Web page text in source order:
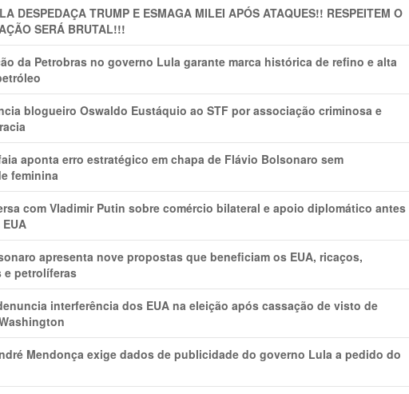
DESPEDAÇA TRUMP E ESMAGA MILEI APÓS ATAQUES!! RESPEITEM O
SERÁ BRUTAL!!!
da Petrobras no governo Lula garante marca histórica de refino e alta
blogueiro Oswaldo Eustáquio ao STF por associação criminosa e
aponta erro estratégico em chapa de Flávio Bolsonaro sem
feminina
com Vladimir Putin sobre comércio bilateral e apoio diplomático antes
apresenta nove propostas que beneficiam os EUA, ricaços,
e petrolíferas
interferência dos EUA na eleição após cassação de visto de
Mendonça exige dados de publicidade do governo Lula a pedido do